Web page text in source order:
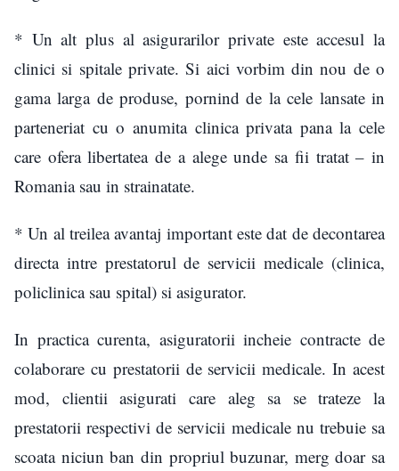
* Un alt plus al asigurarilor private este accesul la
clinici si spitale private. Si aici vorbim din nou de o
gama larga de produse, pornind de la cele lansate in
parteneriat cu o anumita clinica privata pana la cele
care ofera libertatea de a alege unde sa fii tratat – in
Romania sau in strainatate.
* Un al treilea avantaj important este dat de decontarea
directa intre prestatorul de servicii medicale (clinica,
policlinica sau spital) si asigurator.
In practica curenta, asiguratorii incheie contracte de
colaborare cu prestatorii de servicii medicale. In acest
mod, clientii asigurati care aleg sa se trateze la
prestatorii respectivi de servicii medicale nu trebuie sa
scoata niciun ban din propriul buzunar, merg doar sa